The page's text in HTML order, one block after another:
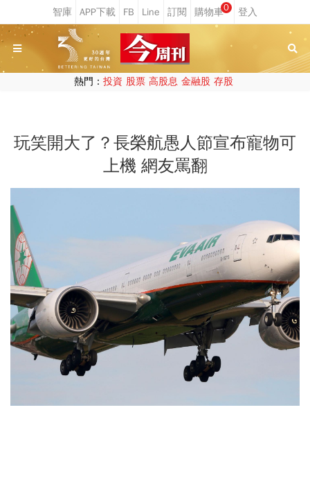
0
熱門： 投資 股票 高股息 金融股 存股
玩笑開大了？長榮航愚人節宣布寵物可
上機 網友罵翻